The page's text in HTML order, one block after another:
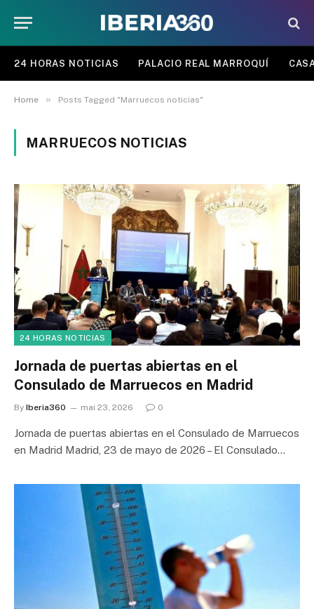
24 HORAS NOTICIAS PALACIO REAL MARROQUÍ
Home » Posts Tagged "Marruecos noticias"
MARRUECOS NOTICIAS
24 HORAS NOTICIAS
Jornada de puertas abiertas en el
Consulado de Marruecos en Madrid
By Iberia360 mai 23, 2026 0
Jornada de puertas abiertas en el Consulado de Marruecos
en Madrid Madrid, 23 de mayo de 2026 – El Consulado…